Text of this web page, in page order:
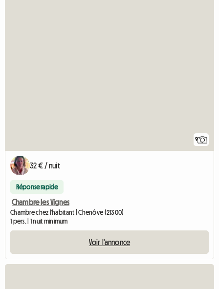
9
32 € / nuit
Réponse rapide
Chambre les Vignes
Chambre chez l'habitant | Chenôve (21300)
1 pers. | 1 nuit minimum
Voir l'annonce